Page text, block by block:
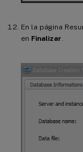
En la página
en Finalizar